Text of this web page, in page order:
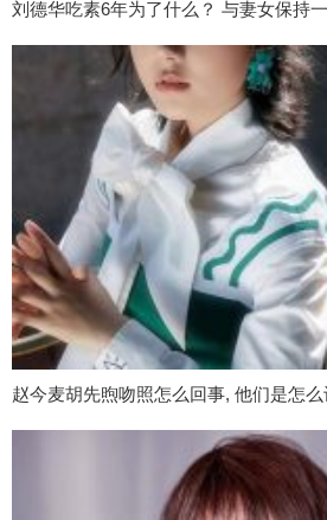
刘德华吃素6年为了什么？ 与妻女保持
赵今麦胡先煦吻照怎么回事, 他们是怎